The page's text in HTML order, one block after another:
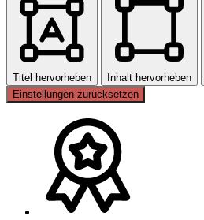
Titel hervorheben Inhalt hervorheben
Einstellungen zurücksetzen